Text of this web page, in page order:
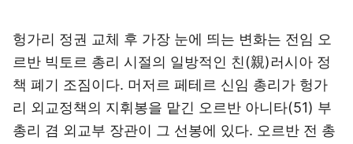
헝가리 정권 교체 후 가장 눈에 띄는 변화는 전임 오
르반 빅토르 총리 시절의 일방적인 친(親)러시아 정
책 폐기 조짐이다. 머저르 페테르 신임 총리가 헝가
리 외교정책의 지휘봉을 맡긴 오르반 아니타(51) 부
총리 겸 외교부 장관이 그 선봉에 있다. 오르반 전 총